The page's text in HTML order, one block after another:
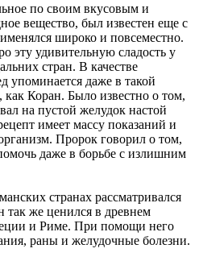
по своим вкусовым и
вещество, был известен еще с
широко и повсеместно.
эту удивительную сладость у
стран. В качестве
упоминается даже в такой
как Коран. Было известно о том,
на пустой желудок настой
имеет массу показаний и
Пророк говорил о том,
даже в борьбе с излишним
странах рассматривался
так же ценился в древнем
и Риме. При помощи него
раны и желудочные болезни.